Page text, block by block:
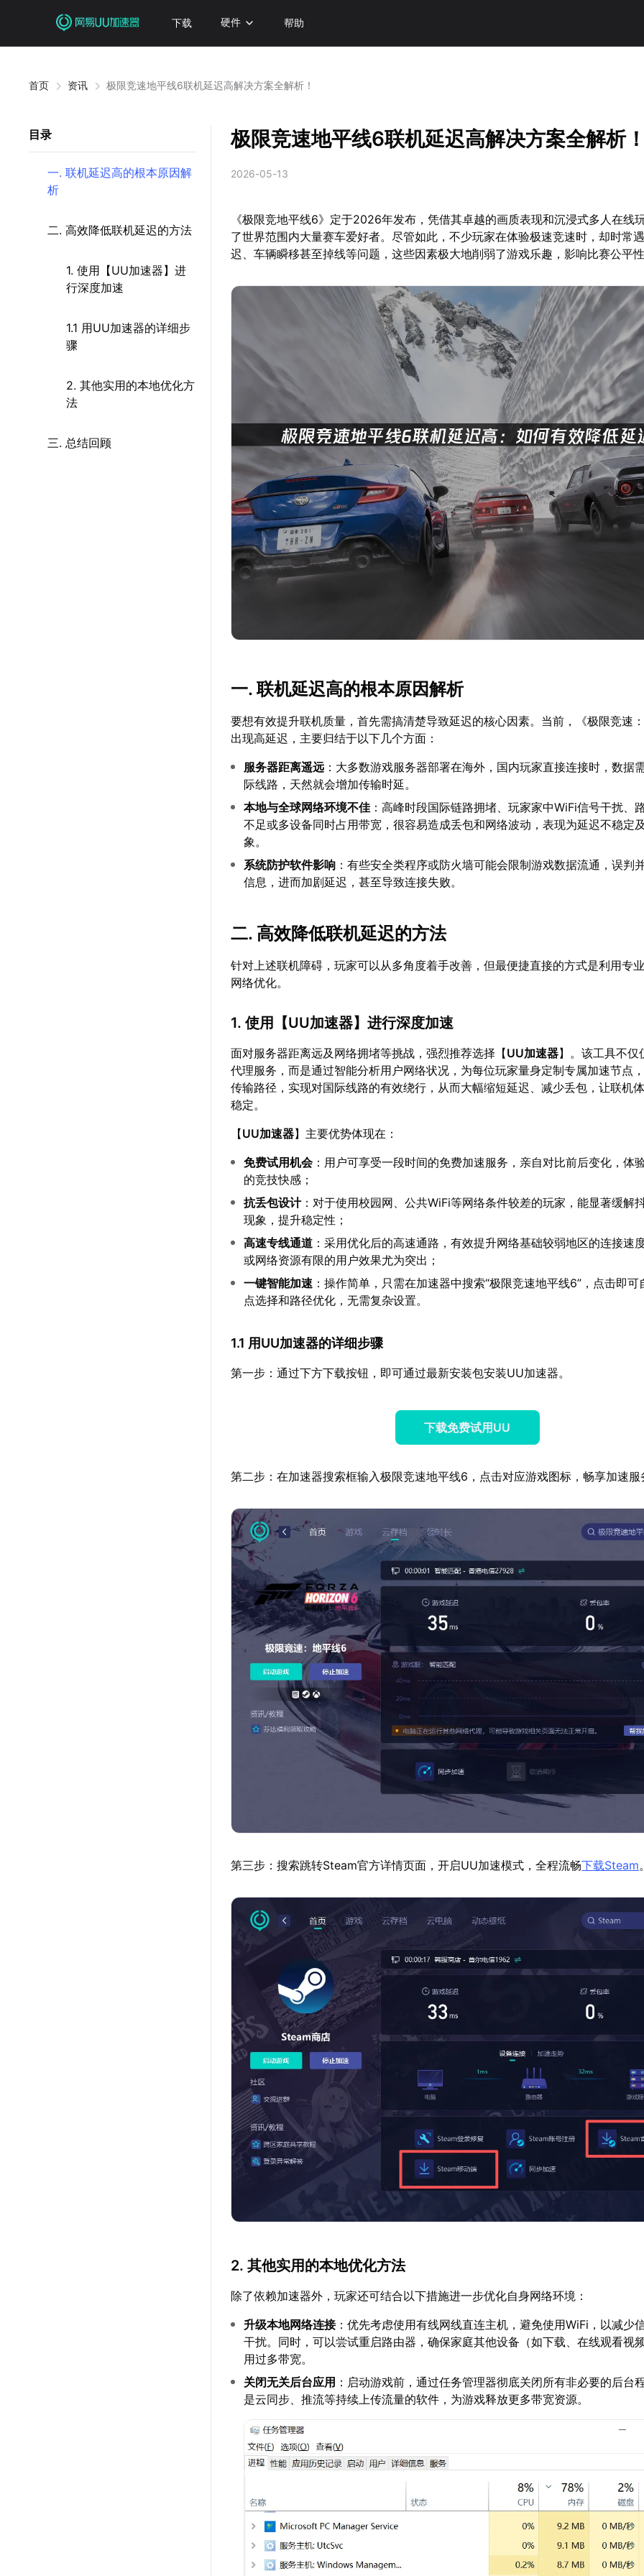
下载 硬件 帮助
首页 资讯 极限竞速地平线6联机延迟高解决方案全解析！
目录
一. 联机延迟高的根本原因解
析
二. 高效降低联机延迟的方法
1. 使用【UU加速器】进
行深度加速
1.1 用UU加速器的详细步
骤
2. 其他实用的本地优化方
法
三. 总结回顾
极限竞速地平线6联机延迟高解决方案全解析
2026-05-13
《极限竞地平线6》定于2026年发布，凭借其卓越的画质表现和沉浸式多人在线
了世界范围内大量赛车爱好者。尽管如此，不少玩家在体验极速竞速时，却时常
迟、车辆瞬移甚至掉线等问题，这些因素极大地削弱了游戏乐趣，影响比赛公平
一. 联机延迟高的根本原因解析
要想有效提升联机质量，首先需搞清楚导致延迟的核心因素。当前，《极限竞速
出现高延迟，主要归结于以下几个方面：
服务器距离遥远 ：大多数游戏服务器部署在海外，国内玩家直接连接时，数据
际线路，天然就会增加传输时延。
本地与全球网络环境不佳 ：高峰时段国际链路拥堵、玩家家中WiFi信号干扰、
不足或多设备同时占用带宽，很容易造成丢包和网络波动，表现为延迟不稳定
象。
系统防护软件影响 ：有些安全类程序或防火墙可能会限制游戏数据流通，误判
信息，进而加剧延迟，甚至导致连接失败。
二. 高效降低联机延迟的方法
针对上述联机障碍，玩家可以从多角度着手改善，但最便捷直接的方式是利用专
网络优化。
1. 使用【UU加速器】进行深度加速
面对服务器距离远及网络拥堵等挑战，强烈推荐选择【UU加速器】。该工具不仅
代理服务，而是通过智能分析用户网络状况，为每位玩家量身定制专属加速节点
传输路径，实现对国际线路的有效绕行，从而大幅缩短延迟、减少丢包，让联机
稳定。
【UU加速器】主要优势体现在：
免费试用机会：用户可享受一段时间的免费加速服务，亲自对比前后变化，体
的竞技快感；
抗丢包设计：对于使用校园网、公共WiFi等网络条件较差的玩家，能显著缓解
现象，提升稳定性；
高速专线通道 ：采用优化后的高速通路，有效提升网络基础较弱地区的连接速
或网络资源有限的用户效果尤为突出；
一键智能加速 ：操作简单，只需在加速器中搜索“极限竞速地平线6”，点击即可
点选择和路径优化，无需复杂设置。
1.1 用UU加速器的详细步骤
第一步：通过下方下载按钮，即可通过最新安装包安装UU加速器。
下载免费试用UU
第二步：在加速器搜索框输入极限竞速地平线6，点击对应游戏图标，畅享加速服
第三步：搜索跳转Steam官方详情页面，开启UU加速模式，全程流畅下载Steam
2. 其他实用的本地优化方法
除了依赖加速器外，玩家还可结合以下措施进一步优化自身网络环境：
升级本地网络连接：优先考虑使用有线网线直连主机，避免使用WiFi，以减少
干扰。同时，可以尝试重启路由器，确保家庭其他设备（如下载、在线观看视
用过多带宽。
关闭无关后台应用 ：启动游戏前，通过任务管理器彻底关闭所有非必要的后台
是云同步、推流等持续上传流量的软件，为游戏释放更多带宽资源。